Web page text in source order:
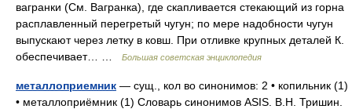
вагранки (См. Вагранка), где скапливается стекающий из горна
расплавленный перегретый чугун; по мере надобности чугун
выпускают через летку в ковш. При отливке крупных деталей К.
обеспечивает… …
Большая советская энциклопедия
металлоприемник — сущ., кол во синонимов: 2 • копильник (1)
• металлоприёмник (1) Словарь синонимов ASIS. В.Н. Тришин.